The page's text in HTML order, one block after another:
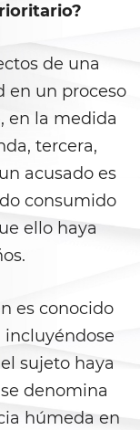
en
De
de una
en un proceso
en la medida
tercera,
acusado es
consumido
ello haya
es conocido
sujeto haya
denomina
húmeda en